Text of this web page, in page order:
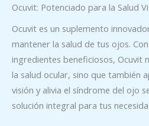
Ocuvit: Potenciado para la Salud
Ocuvit es un suplemento
mantener la salud de tus ojos.
ingredientes beneficiosos, Ocuvit
la salud ocular, sino que también
visión y alivia el síndrome del ojo
solución integral para tus